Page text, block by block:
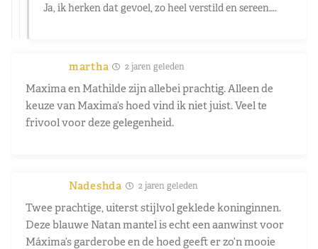
Ja, ik herken dat gevoel, zo heel verstild en sereen….
martha 2 jaren geleden
Maxima en Mathilde zijn allebei prachtig. Alleen de
keuze van Maxima’s hoed vind ik niet juist. Veel te
frivool voor deze gelegenheid.
Nadeshda 2 jaren geleden
Twee prachtige, uiterst stijlvol geklede koninginnen.
Deze blauwe Natan mantel is echt een aanwinst voor
Máxima’s garderobe en de hoed geeft er zo’n mooie